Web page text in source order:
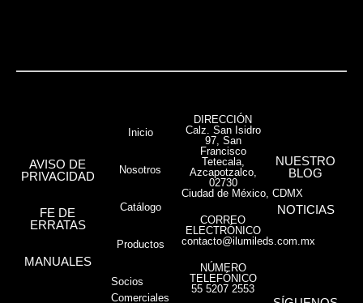
AVISO DE
PRIVACIDAD
FE DE
ERRATAS
MANUALES
Inicio
Nosotros
Catálogo
Productos
Socios
Comerciales
DIRECCIÓN
Calz. San Isidro
97, San
Francisco
Tetecala,
Azcapotzalco,
02730
Ciudad de México, CDMX
CORREO
ELECTRÓNICO
contacto@ilumileds.com.mx
NÚMERO
TELEFÓNICO
55 5207 2553
NUESTRO
BLOG
NOTICIAS